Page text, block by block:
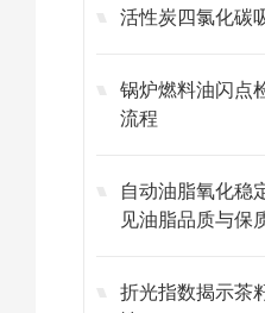
活性炭四氯化碳
锅炉燃料油闪点
流程
自动油脂氧化稳
见油脂品质与保
折光指数揭示茶